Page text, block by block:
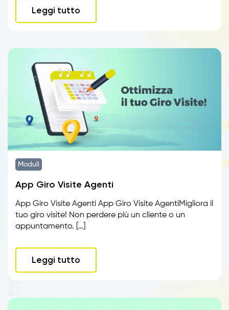
Leggi tutto
Moduli
App Giro Visite Agenti
App Giro Visite Agenti App Giro Visite AgentiMigliora il
tuo giro visite! Non perdere più un cliente o un
appuntamento. […]
Leggi tutto